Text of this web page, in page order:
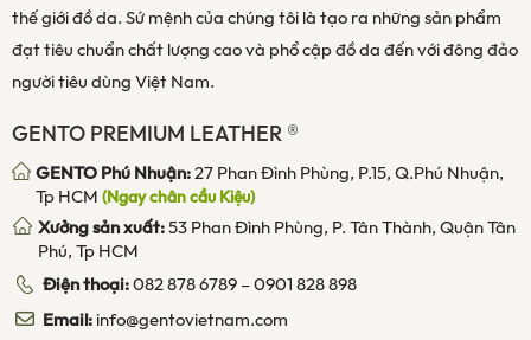
thế giới đồ da. Sứ mệnh của chúng tôi là tạo ra những sản phẩm
đạt tiêu chuẩn chất lượng cao và phổ cập đồ da đến với đông đảo
người tiêu dùng Việt Nam.
GENTO PREMIUM LEATHER ®
GENTO Phú Nhuận:27 Phan Đình Phùng, P.15, Q.Phú Nhuận,
Tp HCM (Ngay chân cầu Kiệu)
Xưởng sản xuất:53 Phan Đình Phùng, P. Tân Thành, Quận Tân
Phú, Tp HCM
Điện thoại:082 878 6789–0901 828 898
Email:info@gentovietnam.com